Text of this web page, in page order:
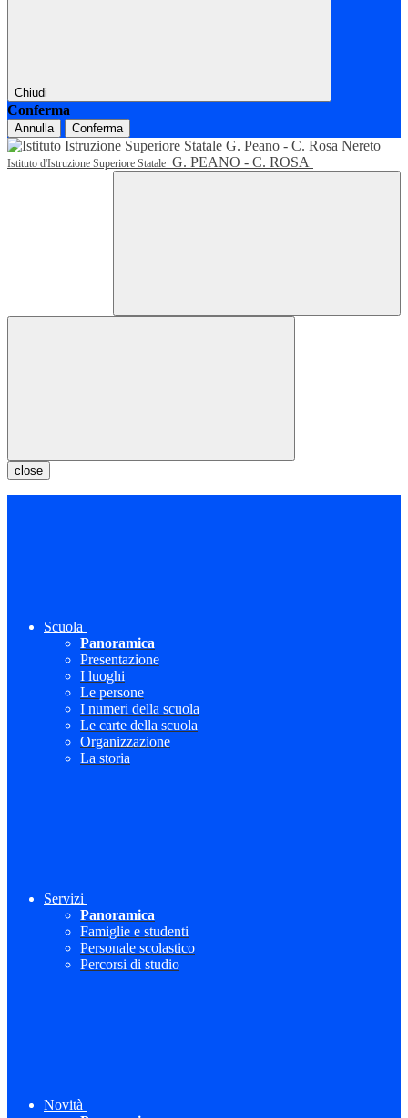
Chiudi
Conferma
Annulla Conferma
Istituto d'Istruzione Superiore Statale G. PEANO - C. ROSA
close
Scuola
Panoramica
Presentazione
I luoghi
Le persone
I numeri della scuola
Le carte della scuola
Organizzazione
La storia
Servizi
Panoramica
Famiglie e studenti
Personale scolastico
Percorsi di studio
Novità